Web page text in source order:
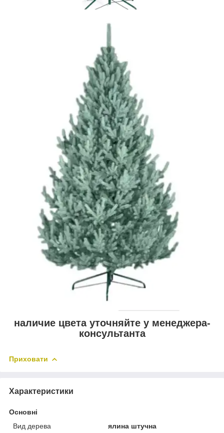
наличие цвета уточняйте у менеджера-
консультанта
Приховати
Характеристики
Основні
Вид дерева
ялина штучна